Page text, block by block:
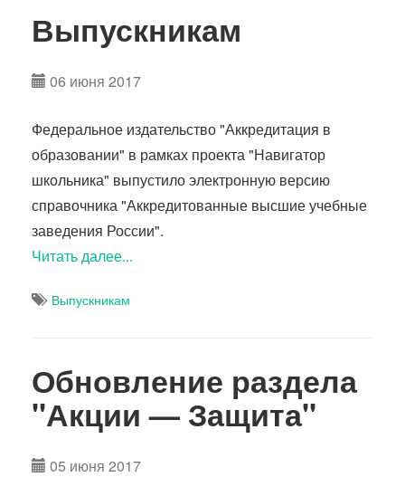
Выпускникам
06 июня 2017
Федеральное издательство "Аккредитация в
образовании" в рамках проекта "Навигатор
школьника" выпустило электронную версию
справочника "Аккредитованные высшие учебные
заведения России".
Читать далее...
Выпускникам
Обновление раздела
"Акции — Защита"
05 июня 2017